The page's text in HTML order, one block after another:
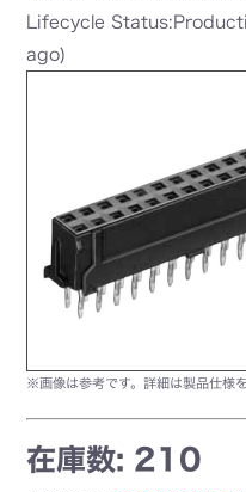
Lifecycle
ago)
※画像は参考です。詳細は製品仕様
在庫数: 210